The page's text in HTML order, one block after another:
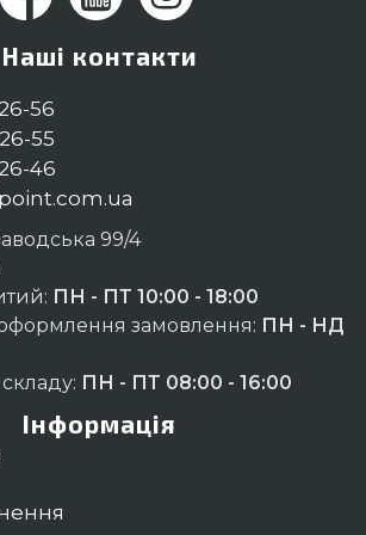
Наші контакти
56
55
46
99/4
ПН - ПТ 10:00 - 18:00
оформлення замовлення: ПН - НД
ПН - ПТ 08:00 - 16:00
Інформація